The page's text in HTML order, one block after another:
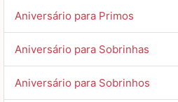
Aniversário para Primos
Aniversário para Sobrinhas
Aniversário para Sobrinhos